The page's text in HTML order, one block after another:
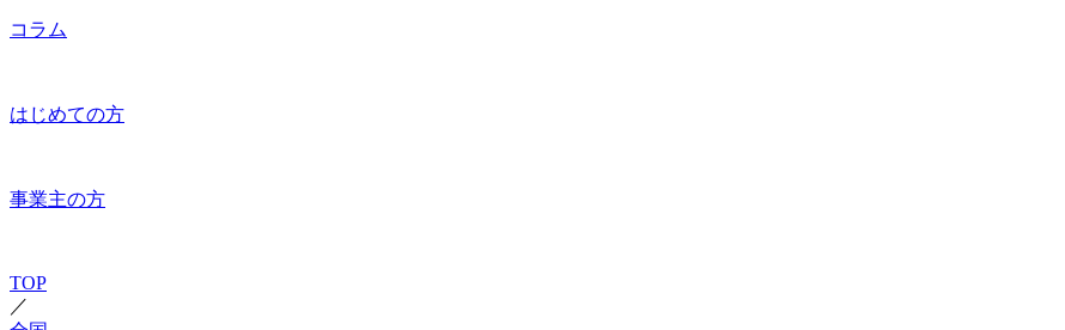
コラム
はじめての方
事業主の方
TOP
／